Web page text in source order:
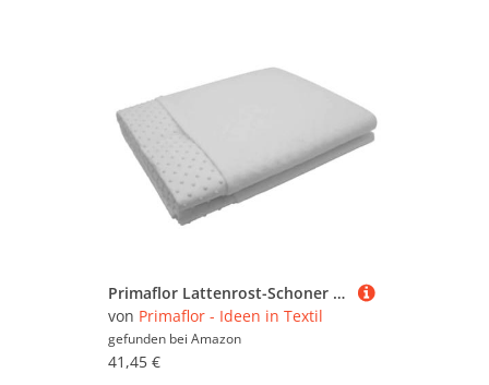
Primaflor Lattenrost-Schoner Matratzenunterlage mit Noppen - 160 cm x 200 cm, Rutschfester Noppenschoner Matratzenschoner, Waschbar, Atmungsaktiv, Öko-Tex Standard 100
von Primaflor - Ideen in Textil
gefunden bei Amazon
41,45 €